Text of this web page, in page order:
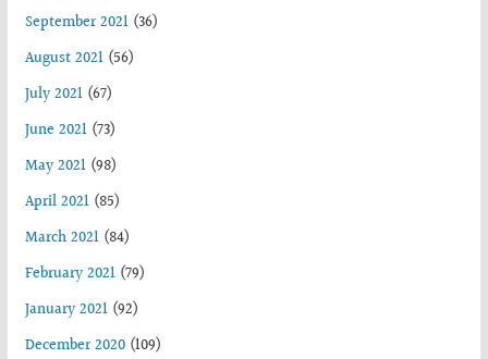
September 2021(36)
August 2021(56)
July 2021(67)
June 2021(73)
May 2021(98)
April 2021(85)
March 2021(84)
February 2021(79)
January 2021(92)
December 2020(109)